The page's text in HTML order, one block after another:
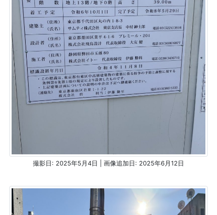
撮影日: 2025年5月4日 | 画像追加日: 2025年6月12日